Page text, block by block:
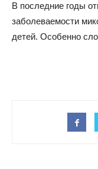
В последние годы
заболеваемости
детей. Особенно